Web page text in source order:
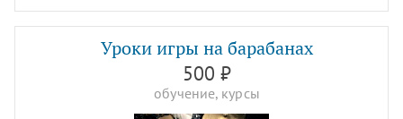
Уроки игры на барабанах
500 ₽
обучение, курсы